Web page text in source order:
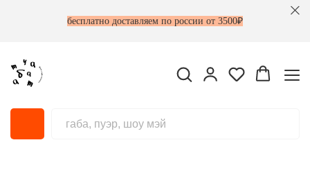
бесплатно доставляем по россии от 3500₽